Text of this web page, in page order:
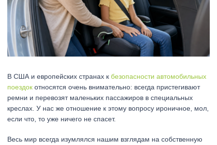
В США и европейских странах к безопасности автомобильных
поездок относятся очень внимательно: всегда пристегивают
ремни и перевозят маленьких пассажиров в специальных
креслах. У нас же отношение к этому вопросу ироничное, мол,
если что, то уже ничего не спасет.
Весь мир всегда изумлялся нашим взглядам на собственную